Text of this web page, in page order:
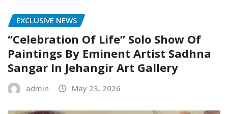
EXCLUSIVE NEWS
“Celebration Of Life” Solo Show Of
Paintings By Eminent Artist Sadhna
Sangar In Jehangir Art Gallery
admin May 23, 2026